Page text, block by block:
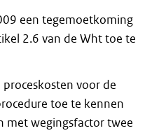
een tegemoetkoming
2.6 van de Wht toe te
voor de
toe te kennen
met wegingsfactor twee